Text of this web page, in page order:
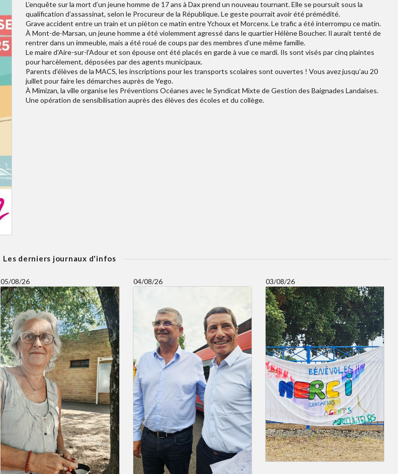
L’enquête sur la mort d’un jeune homme de 17 ans à Dax prend un nouveau tournant. Elle se poursuit sous la
qualification d’assassinat, selon le Procureur de la République. Le geste pourrait avoir été prémédité.
Grave accident entre un train et un piéton ce matin entre Ychoux et Morcenx. Le trafic a été interrompu ce matin.
À Mont-de-Marsan, un jeune homme a été violemment agressé dans le quartier Hélène Boucher. Il aurait tenté de
rentrer dans un immeuble, mais a été roué de coups par des membres d’une même famille.
Le maire d'Aire-sur-l'Adour et son épouse ont été placés en garde à vue ce mardi. Ils sont visés par cinq plaintes
pour harcèlement, déposées par des agents municipaux.
Parents d’élèves de la MACS, les inscriptions pour les transports scolaires sont ouvertes ! Vous avez jusqu’au 20
juillet pour faire les démarches auprès de Yego.
À Mimizan, la ville organise les Préventions Océanes avec le Syndicat Mixte de Gestion des Baignades Landaises.
Une opération de sensibilisation auprès des élèves des écoles et du collège.
Les derniers journaux d'infos
05/08/26 04/08/26 03/08/26